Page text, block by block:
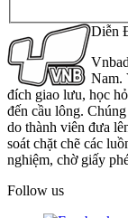
Diễn
Nam.
đích giao lưu, học
đến cầu lông.
do thành viên đưa
soát chặt chẽ các
nghiệm, chờ giấy
Follow us